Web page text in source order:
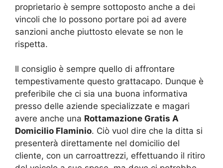
proprietario è sempre sottoposto anche a dei
vincoli che lo possono portare poi ad avere
sanzioni anche piuttosto elevate se non le
rispetta.
Il consiglio è sempre quello di affrontare
tempestivamente questo grattacapo. Dunque è
preferibile che ci sia una buona informativa
presso delle aziende specializzate e magari
avere anche una Rottamazione Gratis A
Domicilio Flaminio. Ciò vuol dire che la ditta si
presenterà direttamente nel domicilio del
cliente, con un carroattrezzi, effettuando il ritiro